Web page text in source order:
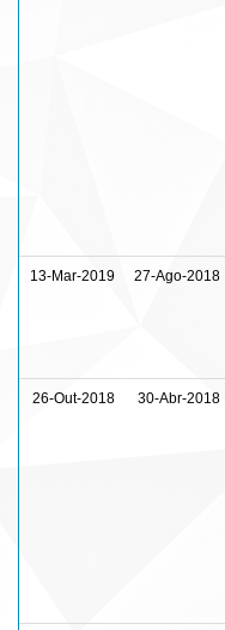
13-Mar-2019 27-Ago-2018
26-Out-2018 30-Abr-2018